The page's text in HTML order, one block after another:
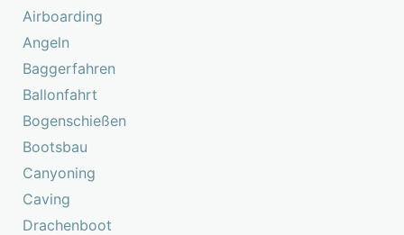
Airboarding
Angeln
Baggerfahren
Ballonfahrt
Bogenschießen
Bootsbau
Canyoning
Caving
Drachenboot